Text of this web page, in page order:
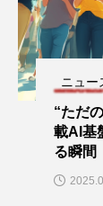
ニュー
“ただ
載AI基
る瞬間